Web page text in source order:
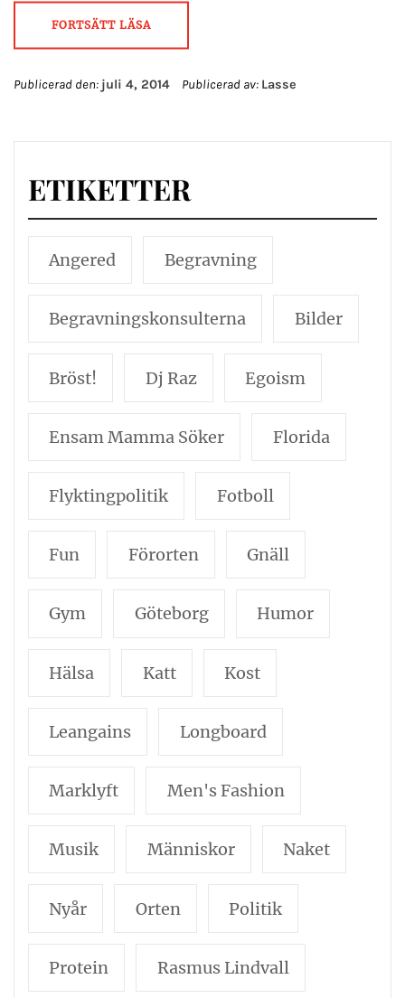
FORTSÄTT LÄSA
Publicerad den: juli 4, 2014 Publicerad av: Lasse
ETIKETTER
Angered Begravning
Begravningskonsulterna Bilder
Bröst! Dj Raz Egoism
Ensam Mamma Söker Florida
Flyktingpolitik Fotboll
Fun Förorten Gnäll
Gym Göteborg Humor
Hälsa Katt Kost
Leangains Longboard
Marklyft Men's Fashion
Musik Människor Naket
Nyår Orten Politik
Protein Rasmus Lindvall